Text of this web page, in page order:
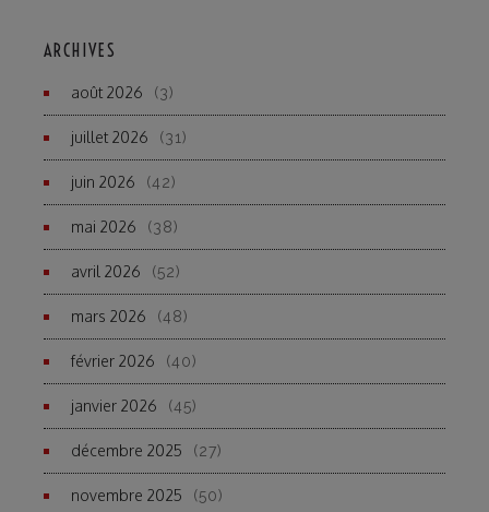
ARCHIVES
août 2026 (3)
juillet 2026 (31)
juin 2026 (42)
mai 2026 (38)
avril 2026 (52)
mars 2026 (48)
février 2026 (40)
janvier 2026 (45)
décembre 2025 (27)
novembre 2025 (50)